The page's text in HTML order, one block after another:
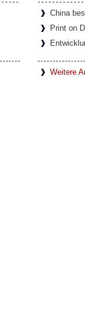
China
Print on
Weitere